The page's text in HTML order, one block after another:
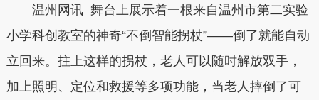
温州网讯 舞台上展示着一根来自温州市第二实验
小学科创教室的神奇“不倒智能拐杖”——倒了就能自动
立回来。拄上这样的拐杖，老人可以随时解放双手，
加上照明、定位和救援等多项功能，当老人摔倒了可